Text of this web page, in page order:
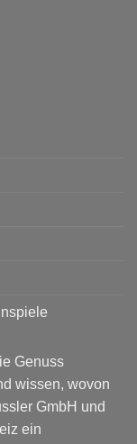
Genuss
wissen, wovon
GmbH und
ein